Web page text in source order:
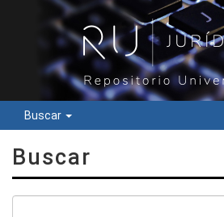
Buscar
Buscar